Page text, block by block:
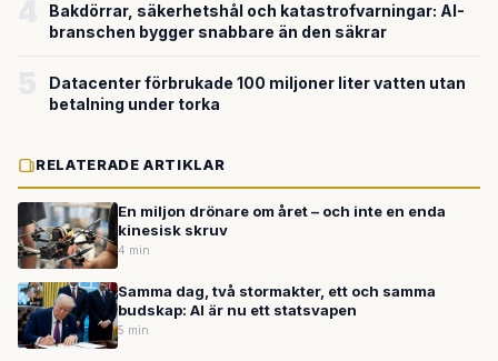
Bakdörrar, säkerhetshål och katastrofvarningar: AI-
branschen bygger snabbare än den säkrar
Datacenter förbrukade 100 miljoner liter vatten utan
betalning under torka
RELATERADE ARTIKLAR
En miljon drönare om året – och inte en enda
kinesisk skruv
4 min
Samma dag, två stormakter, ett och samma
budskap: AI är nu ett statsvapen
5 min